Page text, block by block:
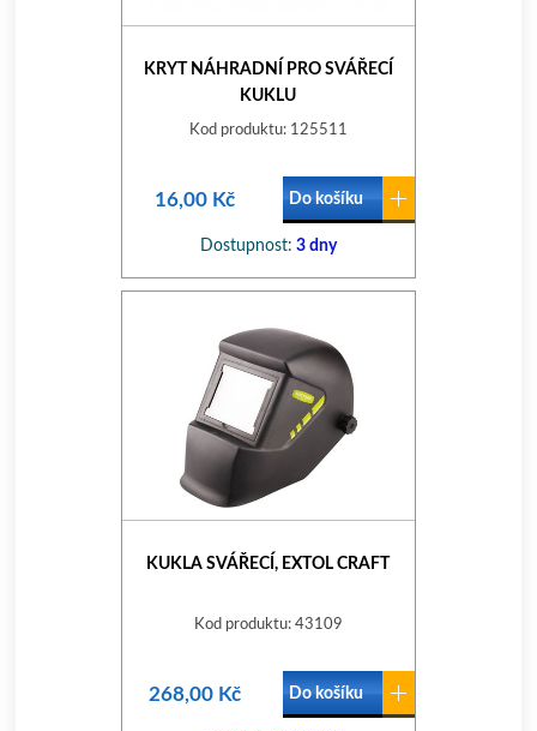
KRYT NÁHRADNÍ PRO SVÁŘECÍ
KUKLU
Kod produktu: 125511
16,00 Kč Do košíku
Dostupnost: 3 dny
KUKLA SVÁŘECÍ, EXTOL CRAFT
Kod produktu: 43109
268,00 Kč Do košíku